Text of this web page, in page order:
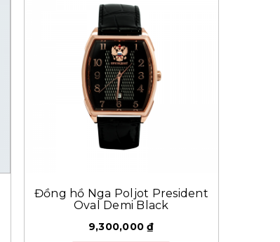
Đồng hồ Nga Poljot President
Oval Demi Black
9,300,000₫